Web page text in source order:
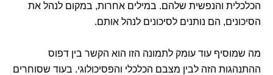
הכלכלית והנפשית שלהם. במילים אחרות, במקום לנהל את
הסיכונים, הם נותנים לסיכונים לנהל אותם.
מה שמוסיף עוד עומק לתמונה הזו הוא הקשר בין דפוס
ההתנהגות הזה לבין מצבם הכלכלי והפסיכולוגי. בעוד שסוחרים